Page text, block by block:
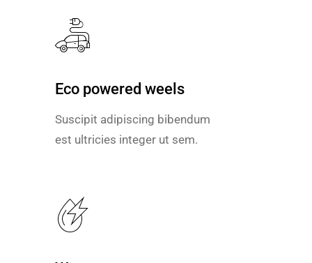
Eco powered weels
Suscipit adipiscing bibendum
est ultricies integer ut sem.
Eco powered weels
Suscipit adipiscing bibendum
est ultricies integer ut sem.